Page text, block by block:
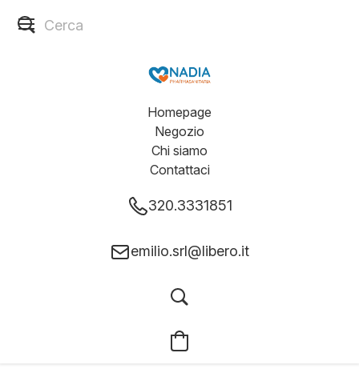
Homepage
Negozio
Chi siamo
Contattaci
320.3331851
emilio.srl@libero.it